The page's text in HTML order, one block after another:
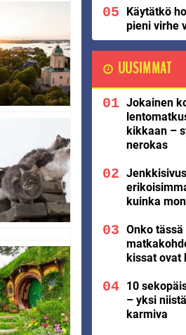
Käytätkö
pieni virhe
UUSIMMAT
Jokainen
kikkaan –
nerokas
kuinka
Onko
kissat ovat
10
– yksi
karmiva